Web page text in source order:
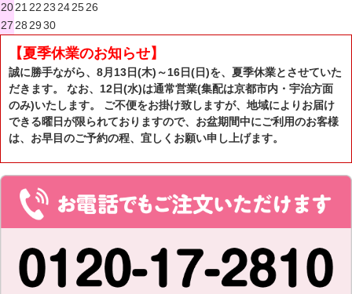
20212223242526
27282930
【夏季休業のお知らせ】
誠に勝手ながら、8月13日(木)～16日(日)を、夏季休業とさせていた
だきます。 なお、12日(水)は通常営業(集配は京都市内・宇治方面
のみ)いたします。 ご不便をお掛け致しますが、地域によりお届け
できる曜日が限られておりますので、お盆期間中にご利用のお客様
は、お早目のご予約の程、宜しくお願い申し上げます。